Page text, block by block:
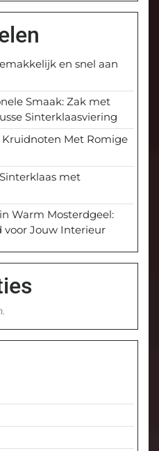
en snel aan
Smaak: Zak met
Sinterklaasviering
Kruidnoten Met Romige
met
Warm Mosterdgeel:
voor Jouw Interieur